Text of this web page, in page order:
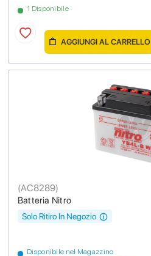
1 Disponibile
AGGIUNGI AL CARRELLO
Batteria Nitro
(AC8289)
Disponibile nel Magazzino
Solo Ritiro In Negozio